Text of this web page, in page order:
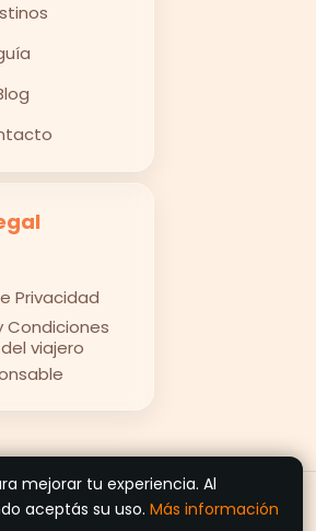
Privacidad
Condiciones
Recorriendo Destinos
mejorar tu experiencia. Al
aceptás su uso. Más información